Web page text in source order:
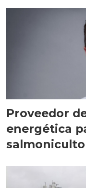
Proveedor
energética